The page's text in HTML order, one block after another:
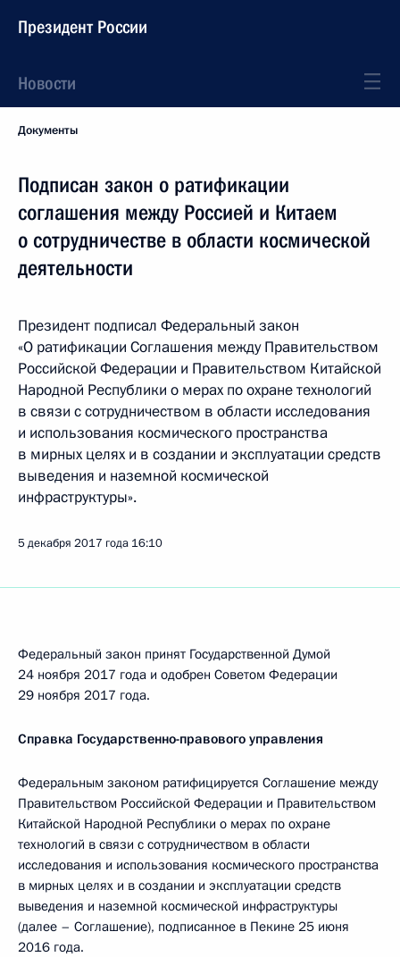
Президент России
Новости
Документы
Подписан закон о ратификации
соглашения между Россией и Китаем
о сотрудничестве в области космической
деятельности
Президент подписал Федеральный закон
«О ратификации Соглашения между Правительством
Российской Федерации и Правительством Китайской
Народной Республики о мерах по охране технологий
в связи с сотрудничеством в области исследования
и использования космического пространства
в мирных целях и в создании и эксплуатации средств
выведения и наземной космической
инфраструктуры».
5 декабря 2017 года 16:10
Федеральный закон принят Государственной Думой
24 ноября 2017 года и одобрен Советом Федерации
29 ноября 2017 года.
Справка Государственно-правового управления
Федеральным законом ратифицируется Соглашение между
Правительством Российской Федерации и Правительством
Китайской Народной Республики о мерах по охране
технологий в связи с сотрудничеством в области
исследования и использования космического пространства
в мирных целях и в создании и эксплуатации средств
выведения и наземной космической инфраструктуры
(далее – Соглашение), подписанное в Пекине 25 июня
2016 года.